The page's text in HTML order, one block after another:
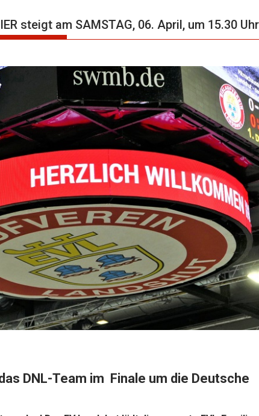
steigt am SAMSTAG, 06. April, um 15.30 Uhr
DNL-Team im Finale um die Deutsche